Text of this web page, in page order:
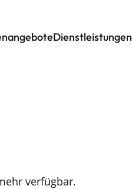
Dienstleistungen
verfügbar.